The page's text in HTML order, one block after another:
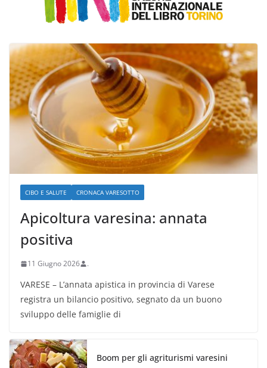
CIBO E SALUTE CRONACA VARESOTTO
Apicoltura varesina: annata
positiva
11 Giugno 2026 .
VARESE – L’annata apistica in provincia di Varese
registra un bilancio positivo, segnato da un buono
sviluppo delle famiglie di
Boom per gli agriturismi varesini